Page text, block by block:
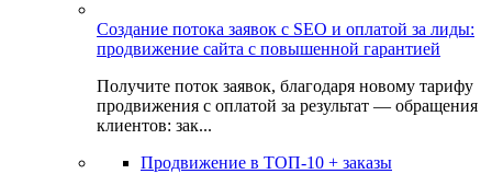
Создание потока заявок с SEO и оплатой за лиды:
продвижение сайта с повышенной гарантией
Получите поток заявок, благодаря новому тарифу
продвижения с оплатой за результат — обращения
клиентов: зак...
Продвижение в ТОП-10 + заказы